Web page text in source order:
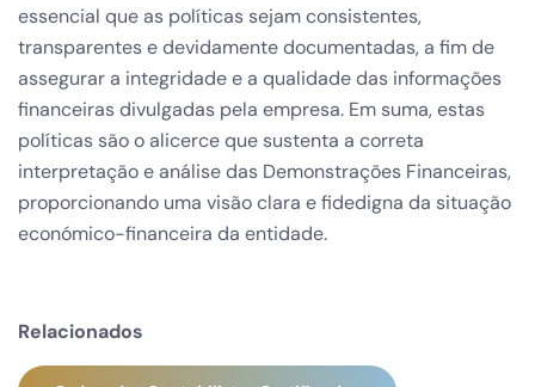
essencial que as políticas sejam consistentes,
transparentes e devidamente documentadas, a fim de
assegurar a integridade e a qualidade das informações
financeiras divulgadas pela empresa. Em suma, estas
políticas são o alicerce que sustenta a correta
interpretação e análise das Demonstrações Financeiras,
proporcionando uma visão clara e fidedigna da situação
económico-financeira da entidade.
Relacionados